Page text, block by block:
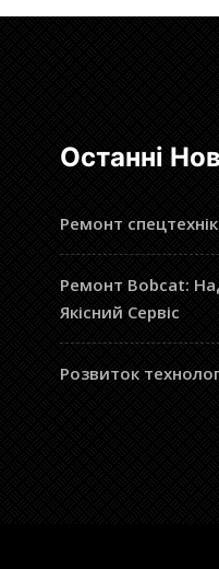
Останні
Ремонт
Ремонт Bobcat:
Якісний Сервіс
Розвиток